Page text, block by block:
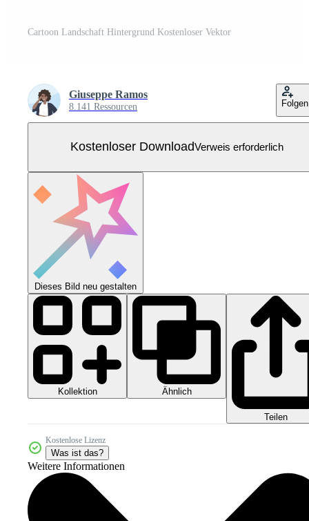
Cartoon Landschaft Hintergrund Kostenloser Vektor
Giuseppe Ramos
8.141 Ressourcen Folgen
Kostenloser DownloadVerweis erforderlich
Dieses Bild neu gestalten
Kollektion Ähnlich
Teilen
Kostenlose Lizenz
Was ist das?
Weitere Informationen